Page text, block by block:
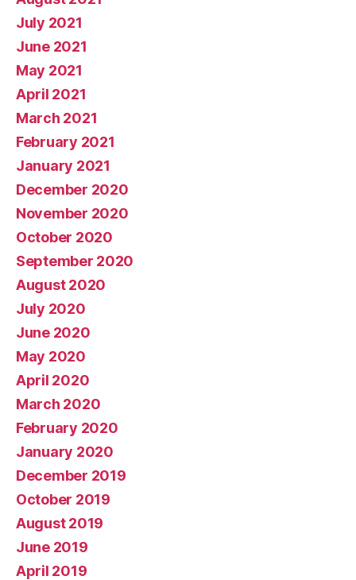
July 2021
June 2021
May 2021
April 2021
March 2021
February 2021
January 2021
December 2020
November 2020
October 2020
September 2020
August 2020
July 2020
June 2020
May 2020
April 2020
March 2020
February 2020
January 2020
December 2019
October 2019
August 2019
June 2019
April 2019